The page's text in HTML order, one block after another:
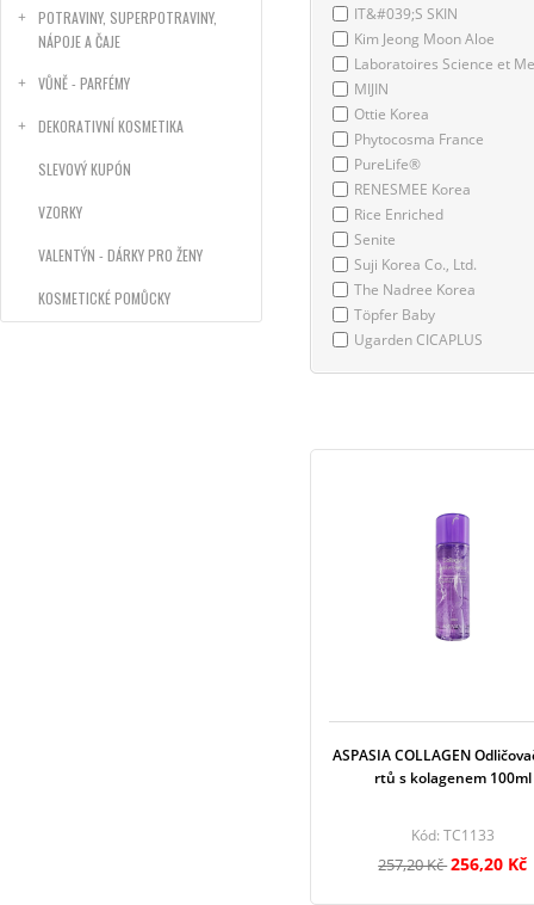
POTRAVINY, SUPERPOTRAVINY,
NÁPOJE A ČAJE
VŮNĚ - PARFÉMY
DEKORATIVNÍ KOSMETIKA
SLEVOVÝ KUPÓN
VZORKY
VALENTÝN - DÁRKY PRO ŽENY
KOSMETICKÉ POMŮCKY
IT&#039;S SKIN
Kim Jeong Moon Aloe
Laboratoires Science et
MIJIN
Ottie Korea
Phytocosma France
PureLife®
RENESMEE Korea
Rice Enriched
Senite
Suji Korea Co., Ltd.
The Nadree Korea
Töpfer Baby
Ugarden CICAPLUS
ASPASIA COLLAGEN
rtů s kolagenem 100ml
Kód: TC1133
257,20 Kč256,20 Kč